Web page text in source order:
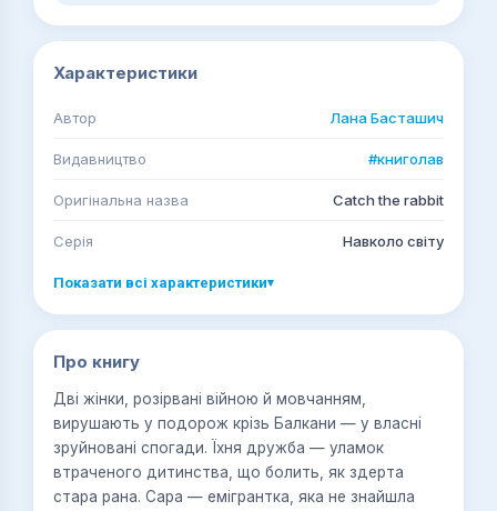
Характеристики
Автор Лана Басташич
Видавництво #книголав
Оригінальна назва Catch the rabbit
Серія Навколо світу
Показати всі характеристики▾
Про книгу
Дві жінки, розірвані війною й мовчанням,
вирушають у подорож крізь Балкани — у власні
зруйновані спогади. Їхня дружба — уламок
втраченого дитинства, що болить, як здерта
стара рана. Сара — емігрантка, яка не знайшла